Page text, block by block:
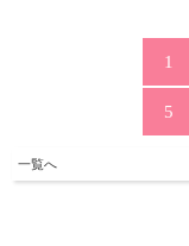
1
5
一覧へ